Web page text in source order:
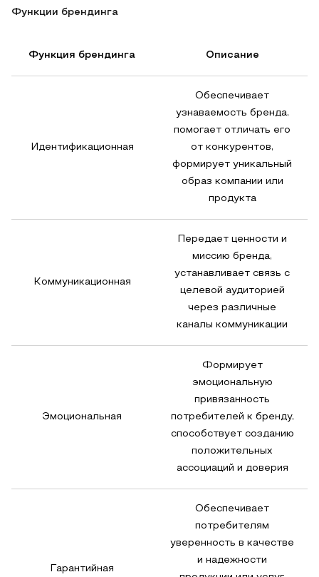
Функции брендинга
Функция брендинга Описание
Идентификационная
Обеспечивает
узнаваемость бренда,
помогает отличать его
от конкурентов,
формирует уникальный
образ компании или
продукта
Коммуникационная
Передает ценности и
миссию бренда,
устанавливает связь с
целевой аудиторией
через различные
каналы коммуникации
Эмоциональная
Формирует
эмоциональную
привязанность
потребителей к бренду,
способствует созданию
положительных
ассоциаций и доверия
Гарантийная
Обеспечивает
потребителям
уверенность в качестве
и надежности